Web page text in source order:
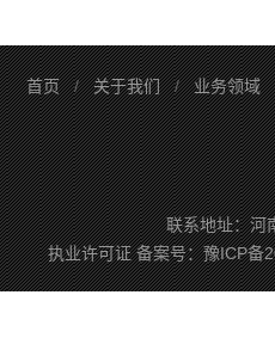
首页/关于我们/业务领域
联系地址：河南
执业许可证备案号：豫ICP备